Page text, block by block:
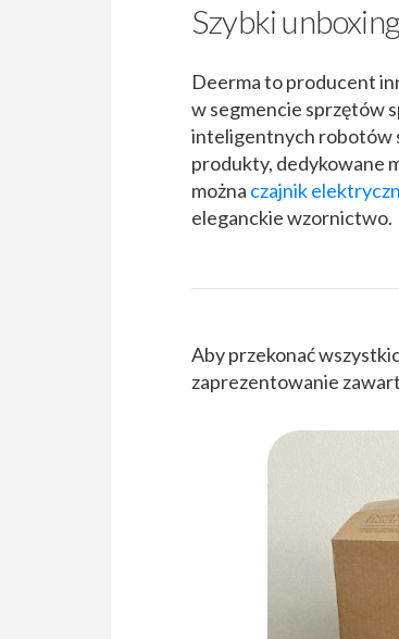
Szybki
Deerma to producent
w segmencie sprzętów
inteligentnych robotów
produkty, dedykowane
można czajnik
eleganckie wzornictwo.
Aby przekonać
zaprezentowanie